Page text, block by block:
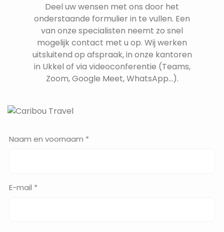
Deel uw wensen met ons door het
onderstaande formulier in te vullen. Een
van onze specialisten neemt zo snel
mogelijk contact met u op. Wij werken
uitsluitend op afspraak, in onze kantoren
in Ukkel of via videoconferentie (Teams,
Zoom, Google Meet, WhatsApp...).
Naam en voornaam *
E-mail *